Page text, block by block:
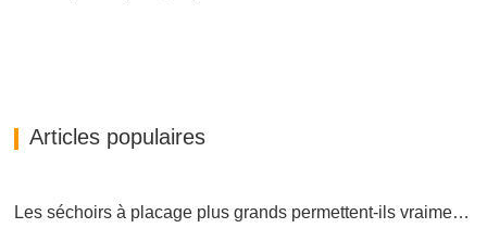
Articles populaires
Les séchoirs à placage plus grands permettent-ils vraiment d'économiser de l'argent ?